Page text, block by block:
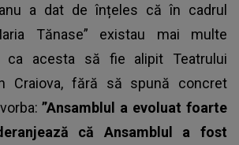
a dat de înțeles că în cadrul
Tănase” existau mai multe
ca acesta să fie alipit Teatrului
Craiova, fără să spună concret
”Ansamblul a evoluat foarte
că Ansamblul a fost